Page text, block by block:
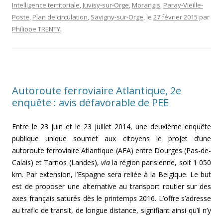
Intelligence territoriale, Juvisy-sur-Orge, Morangis, Paray-Vieille-
Poste, Plan de circulation, Savigny-sur-Orge, le 27 février 2015 par
Philippe TRENTY.
Autoroute ferroviaire Atlantique, 2e
enquête : avis défavorable de PEE
Entre le 23 juin et le 23 juillet 2014, une deuxième enquête
publique unique soumet aux citoyens le projet d’une
autoroute ferroviaire Atlantique (AFA) entre Dourges (Pas-de-
Calais) et Tarnos (Landes), viala région parisienne, soit 1 050
km. Par extension, l’Espagne sera reliée à la Belgique. Le but
est de proposer une alternative au transport routier sur des
axes français saturés dès le printemps 2016. L’offre s’adresse
au trafic de transit, de longue distance, signifiant ainsi qu’il n’y